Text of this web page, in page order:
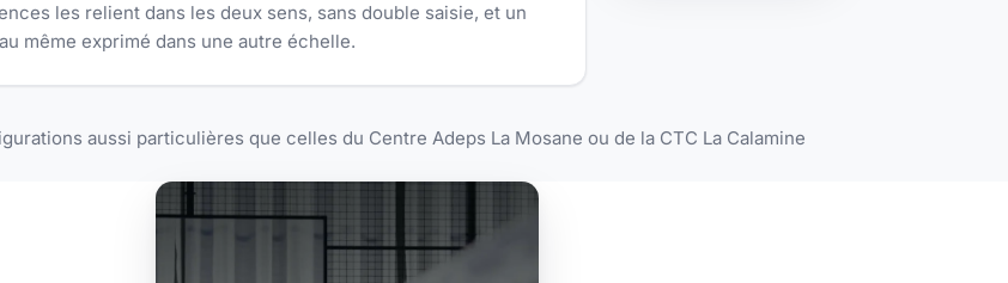
les relient dans les deux sens, sans double saisie, et un
même exprimé dans une autre échelle.
aussi particulières que celles du Centre Adeps La Mosane ou de la CTC La Calamine